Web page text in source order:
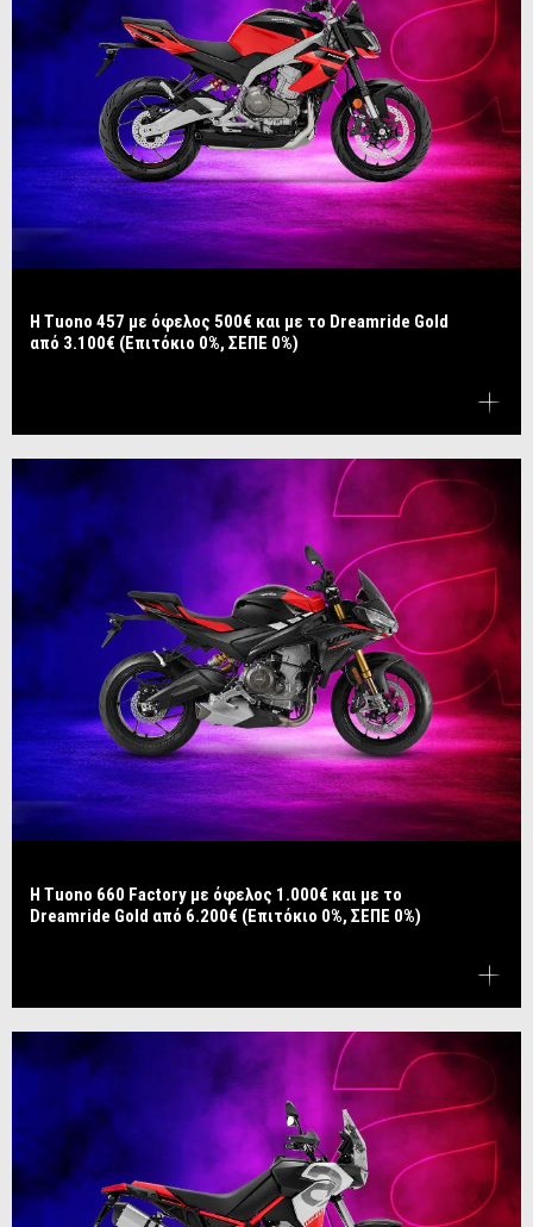
​​​​​​​Η Tuono 457 με όφελος 500€ και με το Dreamride Gold
από 3.100€ (Επιτόκιο 0%, ΣΕΠΕ 0%)
Η Tuono 660 Factory με όφελος 1.000€ και με το
Dreamride Gold από 6.200€ (Επιτόκιο 0%, ΣΕΠΕ 0%)